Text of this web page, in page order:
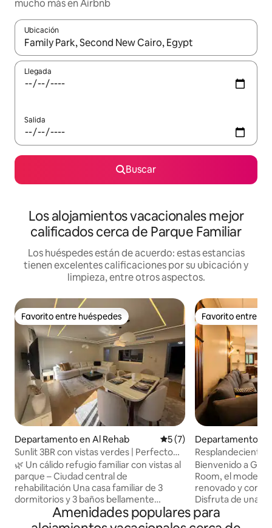
mucho más en Airbnb
Ubicación
Cuando los resultados estén disponibles, podrás navegar
Llegada
Salida
Buscar
Los alojamientos vacacionales mejor
calificados cerca de Parque Familiar
Los huéspedes están de acuerdo: estas estancias
tienen excelentes calificaciones por su ubicación y
limpieza, entre otros aspectos.
Favorito entre huéspedes
Favorito entre huéspedes
Departamento en Al Rehab Calificación promedio: 5
5 (7)
Sunlit 3BR con vistas verdes | Perfecto
para familias
🌿 Un cálido refugio familiar con vistas al
parque – Ciudad central de
rehabilitación Una casa familiar de 3
dormitorios y 3 baños bellamente
renovada con muebles nuevos, suelos
de madera y vistas al parque desde
Favorito entre
Favorito entre
Departamento en
ew Cairo
Resplandeciente
Landmark stays
Bienvenido a
Room, el
renovado y
Disfruta de una
aire
comodidad.
Amenidades populares para